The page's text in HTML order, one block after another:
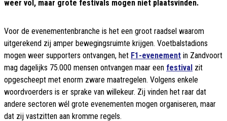
weer vol, maar grote festivals mogen niet plaatsvinden.
Voor de evenementenbranche is het een groot raadsel waarom
uitgerekend zij amper bewegingsruimte krijgen. Voetbalstadions
mogen weer supporters ontvangen, het F1-evenement in Zandvoort
mag dagelijks 75.000 mensen ontvangen maar een festival zit
opgescheept met enorm zware maatregelen. Volgens enkele
woordvoerders is er sprake van willekeur. Zij vinden het raar dat
andere sectoren wél grote evenementen mogen organiseren, maar
dat zij vastzitten aan kromme regels.